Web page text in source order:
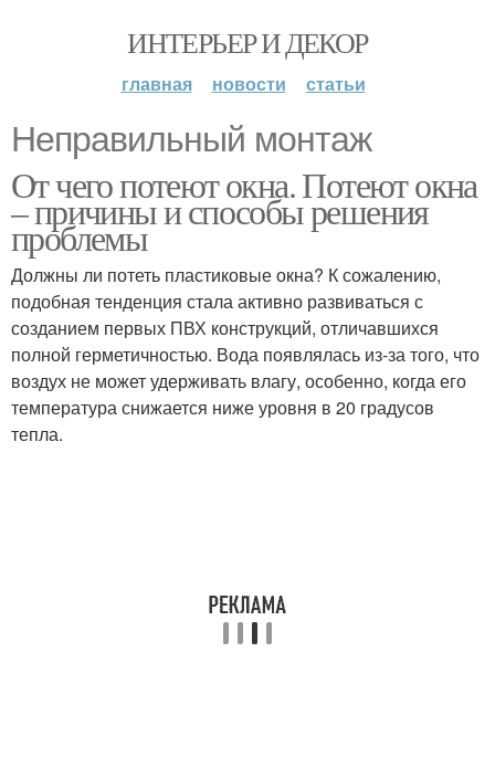
ИНТЕРЬЕР И ДЕКОР
главная новости статьи
Неправильный монтаж
От чего потеют окна. Потеют окна
– причины и способы решения
проблемы
Должны ли потеть пластиковые окна? К сожалению,
подобная тенденция стала активно развиваться с
созданием первых ПВХ конструкций, отличавшихся
полной герметичностью. Вода появлялась из-за того, что
воздух не может удерживать влагу, особенно, когда его
температура снижается ниже уровня в 20 градусов
тепла.